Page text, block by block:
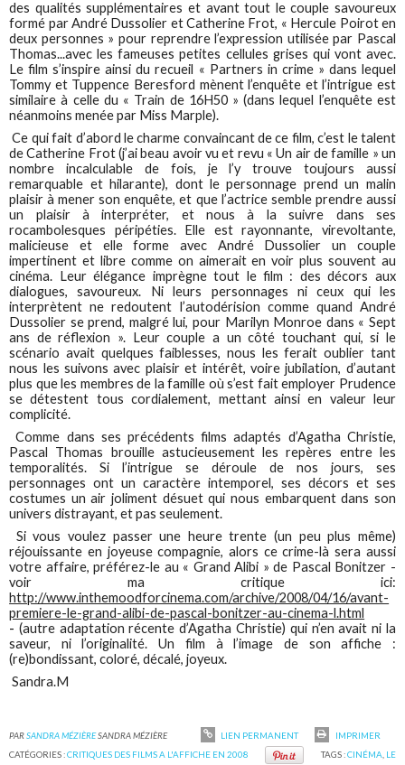
des qualités supplémentaires et avant tout le couple savoureux
formé par André Dussolier et Catherine Frot, « Hercule Poirot en
deux personnes » pour reprendre l’expression utilisée par Pascal
Thomas...avec les fameuses petites cellules grises qui vont avec.
Le film s’inspire ainsi du recueil « Partners in crime » dans lequel
Tommy et Tuppence Beresford mènent l’enquête et l’intrigue est
similaire à celle du « Train de 16H50 » (dans lequel l’enquête est
néanmoins menée par Miss Marple).
Ce qui fait d’abord le charme convaincant de ce film, c’est le talent
de Catherine Frot (j’ai beau avoir vu et revu « Un air de famille » un
nombre incalculable de fois, je l’y trouve toujours aussi
remarquable et hilarante), dont le personnage prend un malin
plaisir à mener son enquête, et que l’actrice semble prendre aussi
un plaisir à interpréter, et nous à la suivre dans ses
rocambolesques péripéties. Elle est rayonnante, virevoltante,
malicieuse et elle forme avec André Dussolier un couple
impertinent et libre comme on aimerait en voir plus souvent au
cinéma. Leur élégance imprègne tout le film : des décors aux
dialogues, savoureux. Ni leurs personnages ni ceux qui les
interprètent ne redoutent l’autodérision comme quand André
Dussolier se prend, malgré lui, pour Marilyn Monroe dans « Sept
ans de réflexion ». Leur couple a un côté touchant qui, si le
scénario avait quelques faiblesses, nous les ferait oublier tant
nous les suivons avec plaisir et intérêt, voire jubilation, d’autant
plus que les membres de la famille où s’est fait employer Prudence
se détestent tous cordialement, mettant ainsi en valeur leur
complicité.
Comme dans ses précédents films adaptés d’Agatha Christie,
Pascal Thomas brouille astucieusement les repères entre les
temporalités. Si l’intrigue se déroule de nos jours, ses
personnages ont un caractère intemporel, ses décors et ses
costumes un air joliment désuet qui nous embarquent dans son
univers distrayant, et pas seulement.
Si vous voulez passer une heure trente (un peu plus même)
réjouissante en joyeuse compagnie, alors ce crime-là sera aussi
votre affaire, préférez-le au « Grand Alibi » de Pascal Bonitzer -
voir ma critique ici:
http://www.inthemoodforcinema.com/archive/2008/04/16/avant-
premiere-le-grand-alibi-de-pascal-bonitzer-au-cinema-l.html
- (autre adaptation récente d’Agatha Christie) qui n’en avait ni la
saveur, ni l’originalité. Un film à l’image de son affiche :
(re)bondissant, coloré, décalé, joyeux.
Sandra.M
PARSANDRA MÉZIÈRESANDRA MÉZIÈRE LIEN PERMANENT
IMPRIMER
CATÉGORIES :CRITIQUES DES FILMS A L'AFFICHE EN 2008 TAGS :CINÉMA LE